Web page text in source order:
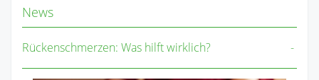
News
Rückenschmerzen: Was hilft wirklich?